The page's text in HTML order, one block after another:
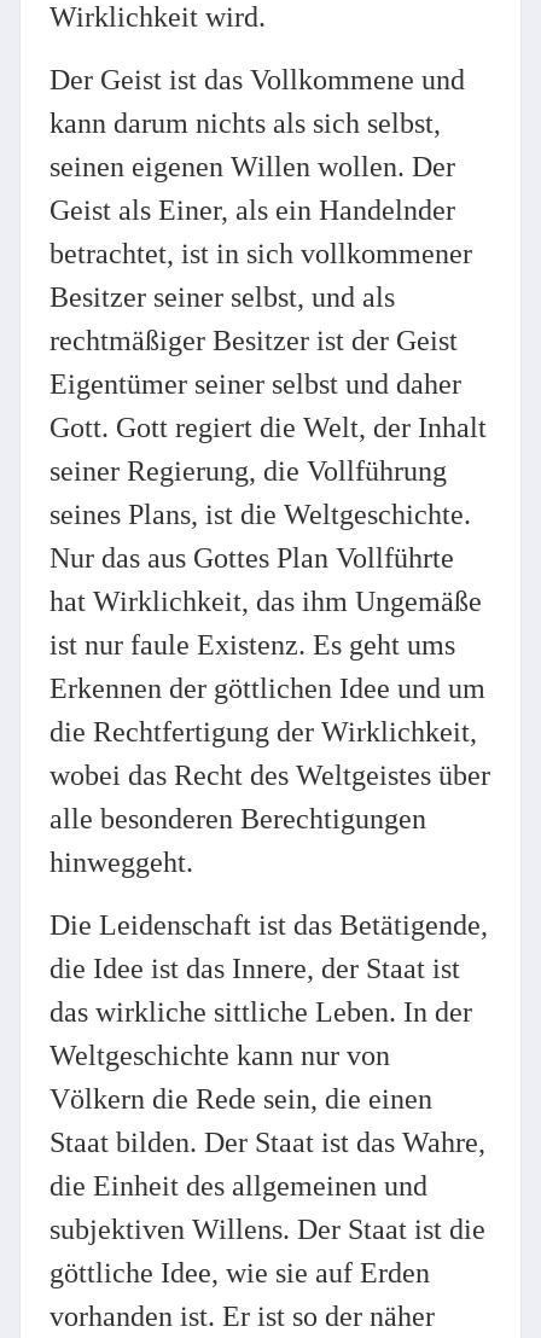
Wirklichkeit wird.
Der Geist ist das Vollkommene und
kann darum nichts als sich selbst,
seinen eigenen Willen wollen. Der
Geist als Einer, als ein Handelnder
betrachtet, ist in sich vollkommener
Besitzer seiner selbst, und als
rechtmäßiger Besitzer ist der Geist
Eigentümer seiner selbst und daher
Gott. Gott regiert die Welt, der Inhalt
seiner Regierung, die Vollführung
seines Plans, ist die Weltgeschichte.
Nur das aus Gottes Plan Vollführte
hat Wirklichkeit, das ihm Ungemäße
ist nur faule Existenz. Es geht ums
Erkennen der göttlichen Idee und um
die Rechtfertigung der Wirklichkeit,
wobei das Recht des Weltgeistes über
alle besonderen Berechtigungen
hinweggeht.
Die Leidenschaft ist das Betätigende,
die Idee ist das Innere, der Staat ist
das wirkliche sittliche Leben. In der
Weltgeschichte kann nur von
Völkern die Rede sein, die einen
Staat bilden. Der Staat ist das Wahre,
die Einheit des allgemeinen und
subjektiven Willens. Der Staat ist die
göttliche Idee, wie sie auf Erden
vorhanden ist. Er ist so der näher